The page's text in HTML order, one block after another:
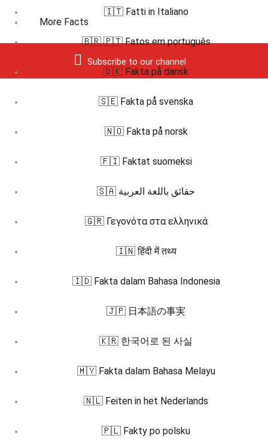
More Facts
Subscribe to our channel
🇮🇹 Fatti in Italiano
🇧🇷 🇵🇹 Fatos em português
🇩🇰 Fakta på dansk
🇸🇪 Fakta på svenska
🇳🇴 Fakta på norsk
🇫🇮 Faktat suomeksi
🇸🇦 حقائق باللغة العربية
🇬🇷 Γεγονότα στα ελληνικά
🇮🇳 हिंदी में तथ्य
🇮🇩 Fakta dalam Bahasa Indonesia
🇯🇵 日本語の事実
🇰🇷 한국어로 된 사실
🇲🇾 Fakta dalam Bahasa Melayu
🇳🇱 Feiten in het Nederlands
🇵🇱 Fakty po polsku